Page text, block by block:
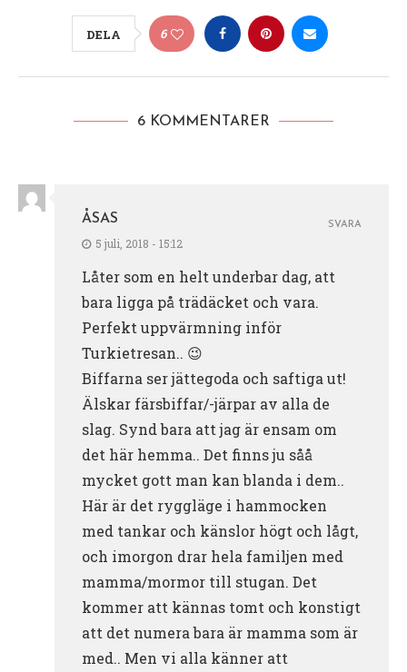
DELA 6
6 KOMMENTARER
ÅSAS
5 juli, 2018 - 15:12
Låter som en helt underbar dag, att
bara ligga på trädäcket och vara.
Perfekt uppvärmning inför
Turkietresan.. 😉
Biffarna ser jättegoda och saftiga ut!
Älskar färsbiffar/-järpar av alla de
slag. Synd bara att jag är ensam om
det här hemma.. Det finns ju såå
mycket gott man kan blanda i dem..
Här är det ryggläge i hammocken
med tankar och känslor högt och lågt,
och imorgon drar hela familjen med
mamma/mormor till stugan. Det
kommer att kännas tomt och konstigt
att det numera bara är mamma som är
med.. Men vi alla känner att
SVARA